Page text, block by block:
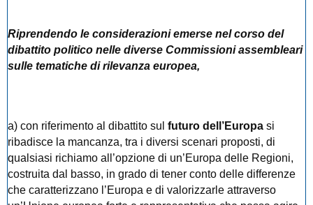
Riprendendo le considerazioni emerse nel corso del
dibattito politico nelle diverse Commissioni assembleari
sulle tematiche di rilevanza europea,
a) con riferimento al dibattito sul futuro dell’Europa si
ribadisce la mancanza, tra i diversi scenari proposti, di
qualsiasi richiamo all’opzione di un’Europa delle Regioni,
costruita dal basso, in grado di tener conto delle differenze
che caratterizzano l’Europa e di valorizzarle attraverso